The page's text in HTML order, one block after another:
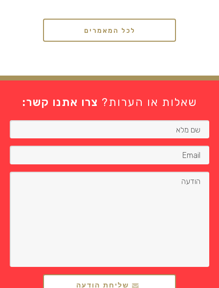
לכל המאמרים
שאלות או הערות? צרו אתנו קשר:
שליחת הודעה